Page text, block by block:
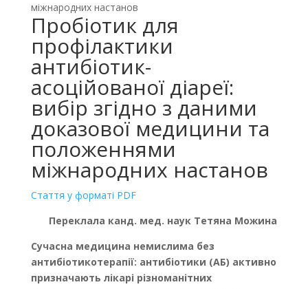
міжнародних настанов
Пробіотик для
профілактики
антибіотик-
асоційованої діареї:
вибір згідно з даними
доказової медицини та
положеннями
міжнародних настанов
Стаття у форматі PDF
Переклала канд. мед. наук Тетяна Можина
Сучасна медицина немислима без
антибіотикотерапії: антибіотики (АБ) активно
призначають лікарі різноманітних